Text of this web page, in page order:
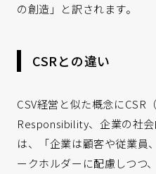
の創造」と訳されます。
CSRとの違い
CSV経営と似た概念にCSR
Responsibility、企業の社
は、「企業は顧客や従業員
ークホルダーに配慮しつつ